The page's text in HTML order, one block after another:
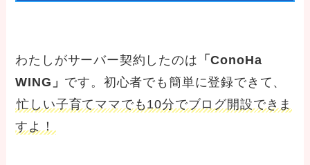
わたしがサーバー契約したのは 「ConoHa
WING」 です。初心者でも簡単に登録できて、
忙しい子育てママでも10分でブログ開設できま
すよ！